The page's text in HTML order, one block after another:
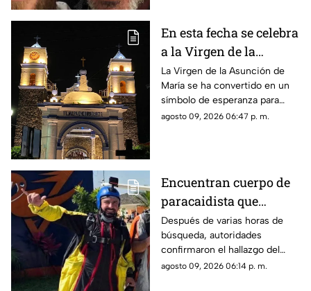
En esta fecha se celebra
a la Virgen de la
Asunción de María en
Morelos
La Virgen de la Asunción de
María se ha convertido en un
símbolo de esperanza para
miles de creyentes.
agosto 09, 2026 06:47 p. m.
Encuentran cuerpo de
paracaidista que
desapareció durante
actividad en Puente de
Ixtla
Después de varias horas de
búsqueda, autoridades
confirmaron el hallazgo del
deportista en la zona sur de
agosto 09, 2026 06:14 p. m.